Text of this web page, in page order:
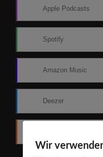
Apple Podcasts
Spotify
Amazon Music
Deezer
Wir